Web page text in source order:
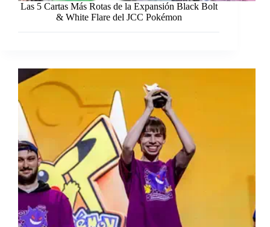
Las 5 Cartas Más Rotas de la Expansión Black Bolt
& White Flare del JCC Pokémon